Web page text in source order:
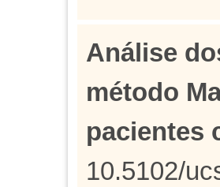
Análise
método
pacientes
10.5102/